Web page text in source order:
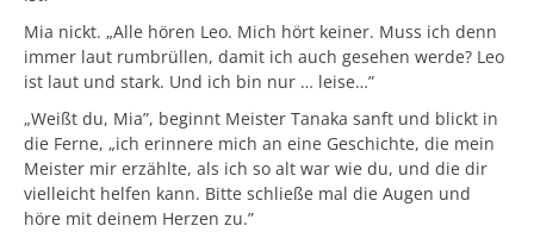
Mia nickt. „Alle hören Leo. Mich hört keiner. Muss ich denn
immer laut rumbrüllen, damit ich auch gesehen werde? Leo
ist laut und stark. Und ich bin nur … leise…”
„Weißt du, Mia”, beginnt Meister Tanaka sanft und blickt in
die Ferne, „ich erinnere mich an eine Geschichte, die mein
Meister mir erzählte, als ich so alt war wie du, und die dir
vielleicht helfen kann. Bitte schließe mal die Augen und
höre mit deinem Herzen zu.”